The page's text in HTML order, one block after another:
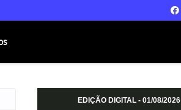
EDIÇÃO DIGITAL - 01/08/2026